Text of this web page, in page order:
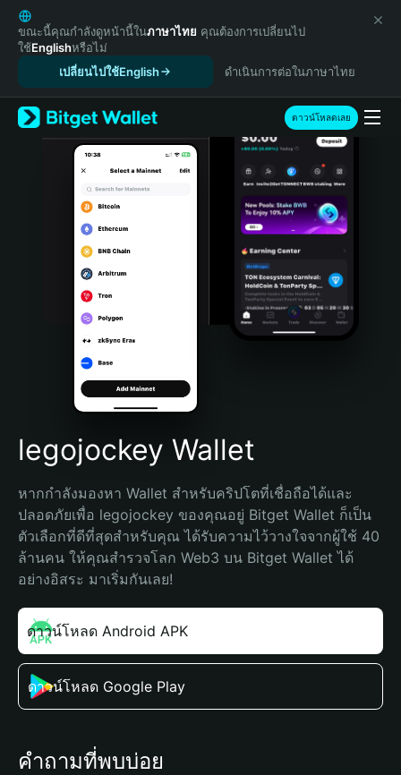
English
日本語
Tiếng Việt
Español (Latinoamérica)
Türkçe
Italiano
Português (Portugal)
Bahasa Indonesia
Português (Brasil)
Español (Argentina)
ขณะนี้คุณกำลังดูหน้านี้ในภาษาไทย คุณต้องการเปลี่ยนไป
ใช้Englishหรือไม่
เปลี่ยนไปใช้English
ดำเนินการต่อในภาษาไทย
ดาวน์โหลดเลย
legojockey Wallet
หากกำลังมองหา Wallet สำหรับคริปโตที่เชื่อถือได้และ
ปลอดภัยเพื่อ legojockey ของคุณอยู่ Bitget Wallet ก็เป็น
ตัวเลือกที่ดีที่สุดสำหรับคุณ ได้รับความไว้วางใจจากผู้ใช้ 40
ล้านคน ให้คุณสำรวจโลก Web3 บน Bitget Wallet ได้
อย่างอิสระ มาเริ่มกันเลย!
ดาวน์โหลด Android APK
ดาวน์โหลด Google Play
คำถามที่พบบ่อย